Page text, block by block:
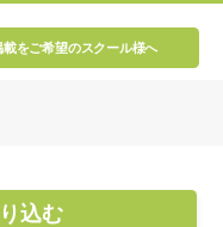
載をご希望のスクール様へ
込む